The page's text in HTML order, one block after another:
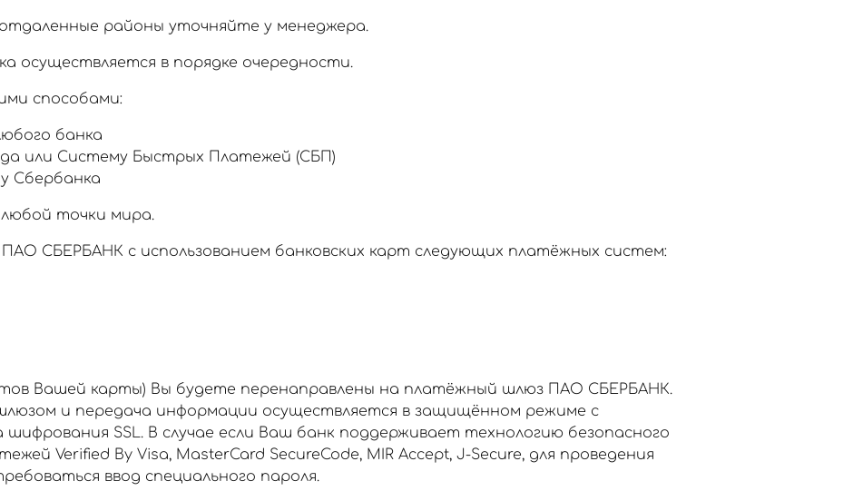
районы уточняйте у менеджера.
осуществляется в порядке очередности.
способами:
банка
или Систему Быстрых Платежей (СБП)
Сбербанка
точки мира.
СБЕРБАНК с использованием банковских карт следующих платёжных систем:
Вашей карты) Вы будете перенаправлены на платёжный шлюз ПАО СБЕРБАНК.
и передача информации осуществляется в защищённом режиме с
шифрования SSL. В случае если Ваш банк поддерживает технологию безопасного
Verified By Visa, MasterCard SecureCode, MIR Accept, J-Secure, для проведения
ввод специального пароля.